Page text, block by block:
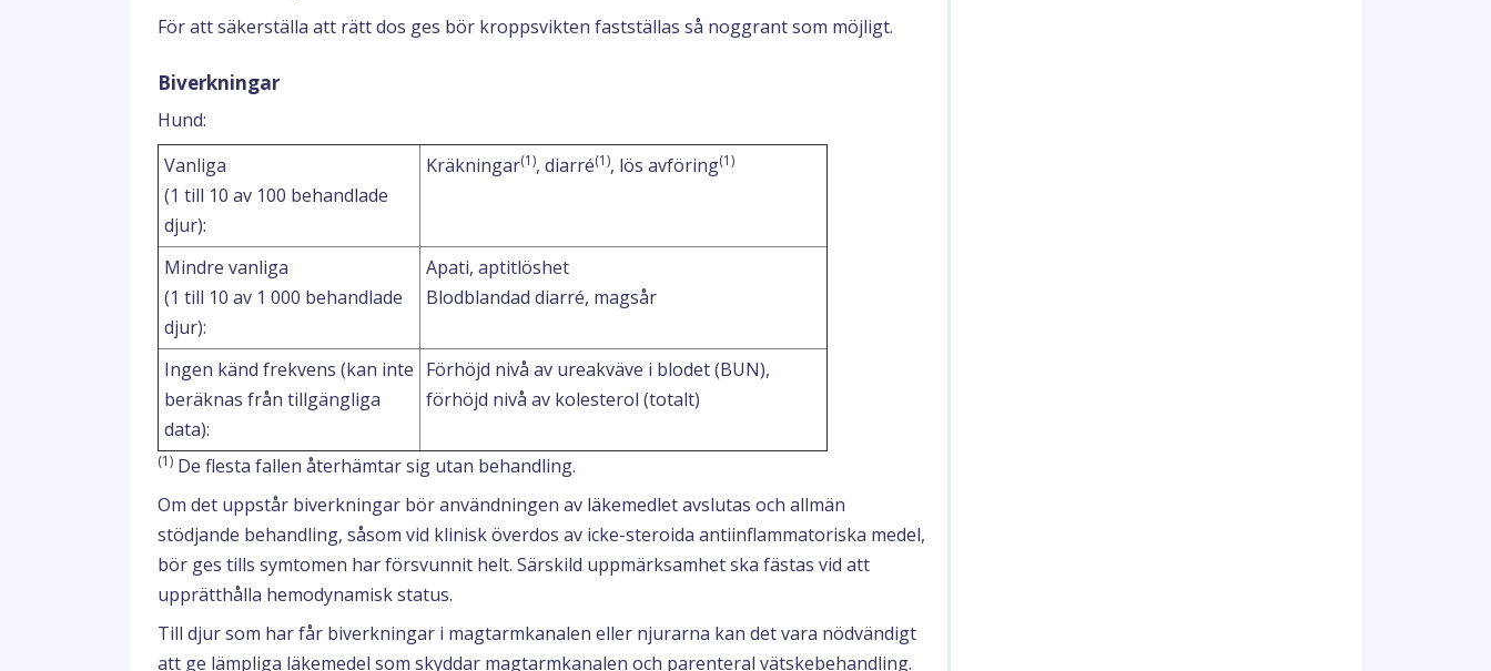
För att säkerställa att rätt dos ges bör kroppsvikten fastställas så noggrant som möjligt.
Biverkningar
Hund:
Vanliga
(1 till 10 av 100 behandlade
djur):
Kräkningar(1), diarré(1), lös avföring(1)
Mindre vanliga
(1 till 10 av 1 000 behandlade
djur):
Apati, aptitlöshet
Blodblandad diarré, magsår
Ingen känd frekvens (kan inte
beräknas från tillgängliga
data):
Förhöjd nivå av ureakväve i blodet (BUN),
förhöjd nivå av kolesterol (totalt)
(1) De flesta fallen återhämtar sig utan behandling.
Om det uppstår biverkningar bör användningen av läkemedlet avslutas och allmän
stödjande behandling, såsom vid klinisk överdos av icke-steroida antiinflammatoriska medel,
bör ges tills symtomen har försvunnit helt. Särskild uppmärksamhet ska fästas vid att
upprätthålla hemodynamisk status.
Till djur som har får biverkningar i magtarmkanalen eller njurarna kan det vara nödvändigt
att ge lämpliga läkemedel som skyddar magtarmkanalen och parenteral vätskebehandling.